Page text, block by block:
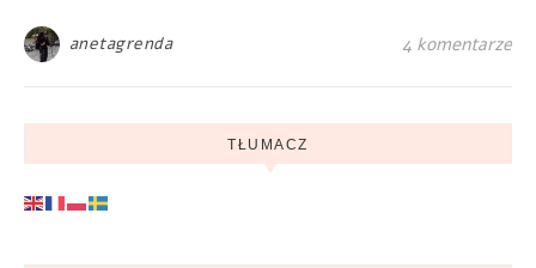
anetagrenda 4 komentarze
TŁUMACZ